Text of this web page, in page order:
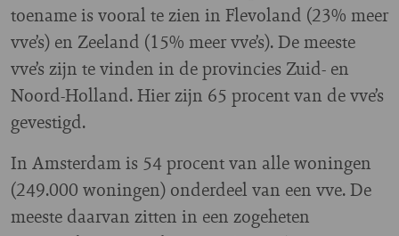
toename is vooral te zien in Flevoland (23% meer
vve’s) en Zeeland (15% meer vve’s). De meeste
vve’s zijn te vinden in de provincies Zuid- en
Noord-Holland. Hier zijn 65 procent van de vve’s
gevestigd.
In Amsterdam is 54 procent van alle woningen
(249.000 woningen) onderdeel van een vve. De
meeste daarvan zitten in een zogeheten